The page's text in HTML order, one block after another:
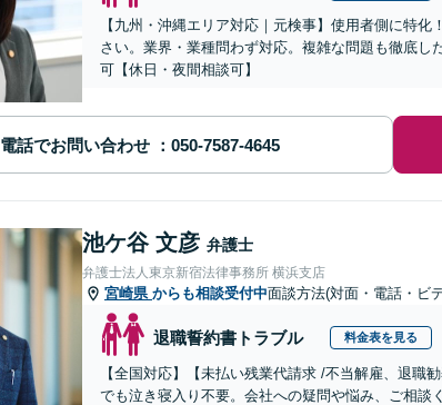
【九州・沖縄エリア対応｜元検事】使用者側に特
さい。業界・業種問わず対応。複雑な問題も徹底
可【休日・夜間相談可】
電話でお問い合わせ
池ケ谷 文彦 弁護士
弁護士法人東京新宿法律事務所 横浜支店
宮崎県 からも相談受付中面談方法(対面・電話・ビ
退職誓約書トラブル 料金表を見る
【全国対応】【未払い残業代請求 /不当解雇、退職
でも泣き寝入り不要。会社への疑問や悩み、ご相